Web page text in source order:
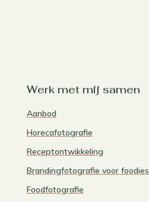
Werk met mij samen
Aanbod
Horecafotografie
Receptontwikkeling
Brandingfotografie voor foodies
Foodfotografie